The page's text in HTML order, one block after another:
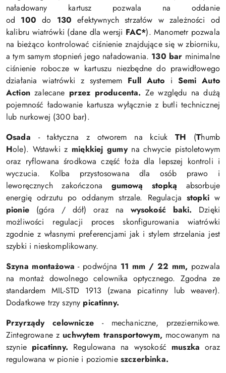
naładowany kartusz pozwala na oddanie
od 100 do 130 efektywnych strzałów w zależności od
kalibru wiatrówki (dane dla wersji FAC*). Manometr pozwala
na bieżąco kontrolować ciśnienie znajdujące się w zbiorniku,
a tym samym stopnień jego naładowania. 130 bar minimalne
ciśnienie robocze w kartuszu niezbędne do prawidłowego
działania wiatrówki z systemem Full Auto i Semi Auto
Actionzalecane przez producenta. Ze względu na dużą
pojemność ładowanie kartusza wyłącznie z butli technicznej
lub nurkowej (300 bar).
Osada - taktyczna z otworem na kciuk TH (Thumb
Hole). Wstawki z miękkiej gumynachwycie pistoletowym
oraz ryflowana środkowa część łoża dla lepszej kontroli i
wyczucia. Kolba przystosowana dla osób prawo i
leworęcznych zakończona gumową stopką absorbuje
energię odrzutu po oddanym strzale. Regulacja stopkiw
pionie(góra / dół) oraz na wysokośćbaki. Dzięki
możliwości regulacji proces skonfigurowania wiatrówki
zgodnie z własnymi preferencjami jak i stylem strzelania jest
szybki i nieskomplikowany.
Szyna montażowa - podwójna 11 mm / 22 mm, pozwala
na montaż dowolnego celownika optycznego. Zgodna ze
standardem MIL-STD 1913 (zwana picatinny lub weaver).
Dodatkowe trzy szyny picatinny.
Przyrządy celownicze
- mechaniczne, przeziernikowe.
Zintegrowane z uchwytem transportowym, mocowanym na
szynie picatinny. Regulowana na wysokość muszka oraz
regulowana w pionie i poziomie szczerbinka.